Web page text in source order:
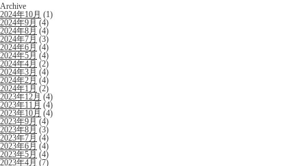
Archive
2024年10月 (1)
2024年9月 (4)
2024年8月 (4)
2024年7月 (3)
2024年6月 (4)
2024年5月 (4)
2024年4月 (2)
2024年3月 (4)
2024年2月 (4)
2024年1月 (2)
2023年12月(4)
2023年11月 (4)
2023年10月 (4)
2023年9月 (4)
2023年8月 (3)
2023年7月 (4)
2023年6月 (4)
2023年5月 (4)
2023年4月 (7)